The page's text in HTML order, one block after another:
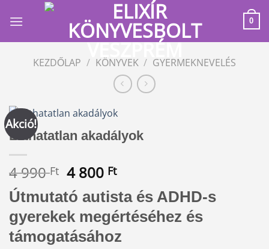
0
KEZDŐLAP / KÖNYVEK / GYERMEKNEVELÉS
Akció!
Láthatatlan akadályok
4 990Ft Original
price
was:
4
990 Ft.
4 800 FtCurrent
price
is:
4
800 Ft.
Útmutató autista és ADHD-s
gyerekek megértéséhez és
támogatásához